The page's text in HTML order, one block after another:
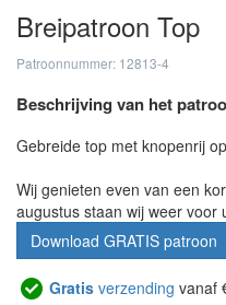
Breipatroon Top
Patroonnummer: 12813-4
Beschrijving van het
Gebreide top met knopenrij
Wij genieten even van een
augustus staan wij weer voor
Download GRATIS patroon
Gratis verzending vanaf